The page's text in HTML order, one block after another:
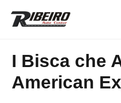
I Bisca che
American